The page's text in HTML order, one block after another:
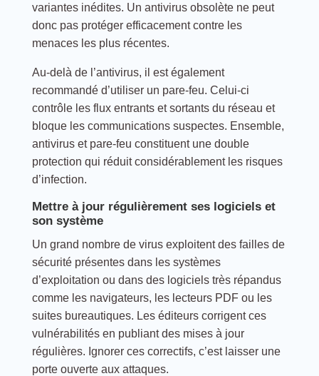
variantes inédites. Un antivirus obsolète ne peut
donc pas protéger efficacement contre les
menaces les plus récentes.
Au-delà de l’antivirus, il est également
recommandé d’utiliser un pare-feu. Celui-ci
contrôle les flux entrants et sortants du réseau et
bloque les communications suspectes. Ensemble,
antivirus et pare-feu constituent une double
protection qui réduit considérablement les risques
d’infection.
Mettre à jour régulièrement ses logiciels et
son système
Un grand nombre de virus exploitent des failles de
sécurité présentes dans les systèmes
d’exploitation ou dans des logiciels très répandus
comme les navigateurs, les lecteurs PDF ou les
suites bureautiques. Les éditeurs corrigent ces
vulnérabilités en publiant des mises à jour
régulières. Ignorer ces correctifs, c’est laisser une
porte ouverte aux attaques.